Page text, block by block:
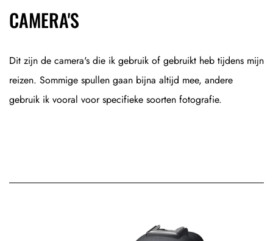
CAMERA'S
Dit zijn de camera's die ik gebruik of gebruikt heb tijdens mijn
reizen. Sommige spullen gaan bijna altijd mee, andere
gebruik ik vooral voor specifieke soorten fotografie.